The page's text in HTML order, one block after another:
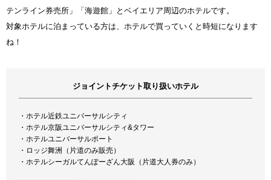
テンライン券売所」「海遊館」とベイエリア周辺のホテルです。
対象ホテルに泊まっている方は、ホテルで買っていくと時短になります
ね！
ジョイントチケット取り扱いホテル
・ホテル近鉄ユニバーサルシティ
・ホテル京阪ユニバーサルシティ&タワー
・ホテルユニバーサルポート
・ロッジ舞洲（片道のみ販売）
・ホテルシーガルてんぽーざん大阪（片道大人券のみ）